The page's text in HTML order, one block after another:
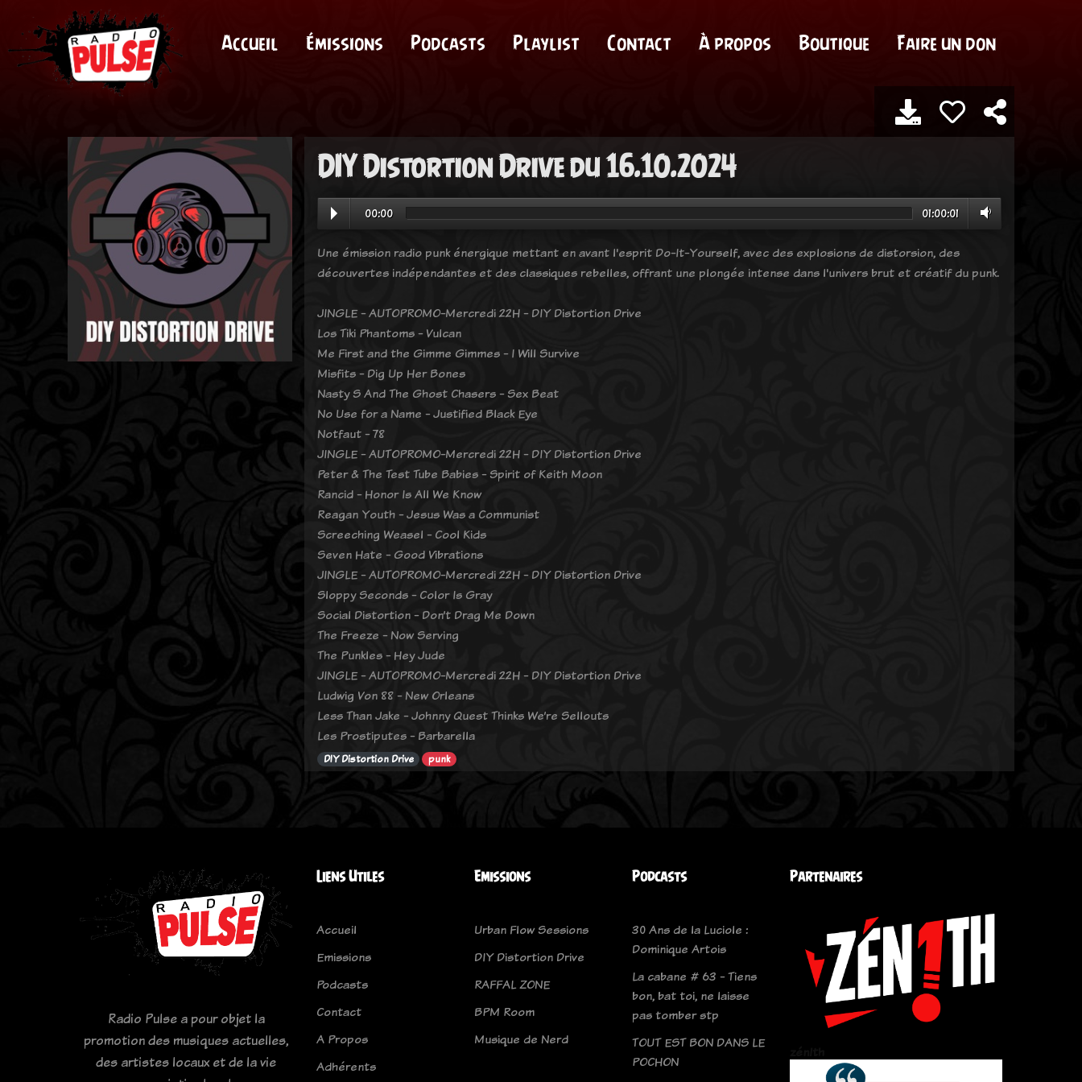
Accueil Émissions Podcasts Playlist Contact À propos Boutique Faire un don
DIY Distortion Drive du 16.10.2024
00:00 01:00:01
Une émission radio punk énergique mettant en avant l'esprit Do-It-Yourself, avec des explosions de distorsion, des
découvertes indépendantes et des classiques rebelles, offrant une plongée intense dans l'univers brut et créatif du punk.
JINGLE - AUTOPROMO-Mercredi 22H - DIY Distortion Drive
Los Tiki Phantoms - Vulcan
Me First and the Gimme Gimmes - I Will Survive
Misfits - Dig Up Her Bones
Nasty S And The Ghost Chasers - Sex Beat
No Use for a Name - Justified Black Eye
Notfaut - 78
JINGLE - AUTOPROMO-Mercredi 22H - DIY Distortion Drive
Peter & The Test Tube Babies - Spirit of Keith Moon
Rancid - Honor Is All We Know
Reagan Youth - Jesus Was a Communist
Screeching Weasel - Cool Kids
Seven Hate - Good Vibrations
JINGLE - AUTOPROMO-Mercredi 22H - DIY Distortion Drive
Sloppy Seconds - Color Is Gray
Social Distortion - Don’t Drag Me Down
The Freeze - Now Serving
The Punkles - Hey Jude
JINGLE - AUTOPROMO-Mercredi 22H - DIY Distortion Drive
Ludwig Von 88 - New Orleans
Less Than Jake - Johnny Quest Thinks We’re Sellouts
Les Prostiputes - Barbarella
DIY Distortion Drive punk
Radio Pulse a pour objet la
promotion des musiques actuelles,
des artistes locaux et de la vie
Liens Utiles
Accueil
Emissions
Podcasts
Contact
A Propos
Adhérents
Emissions
Urban Flow Sessions
DIY Distortion Drive
RAFFAL ZONE
BPM Room
Musique de Nerd
Podcasts
30 Ans de la Luciole :
Dominique Artois
La cabane # 63 - Tiens
bon, bat toi, ne laisse
pas tomber stp
TOUT EST BON DANS LE
POCHON
Partenaires